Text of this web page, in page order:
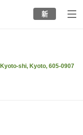
新
shi, Kyoto, 605-0907